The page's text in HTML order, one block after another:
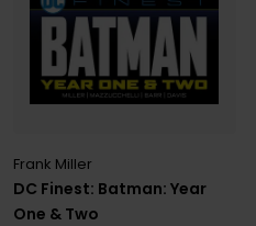
DC Finest: Batman: Year
One & Two
Frank Miller